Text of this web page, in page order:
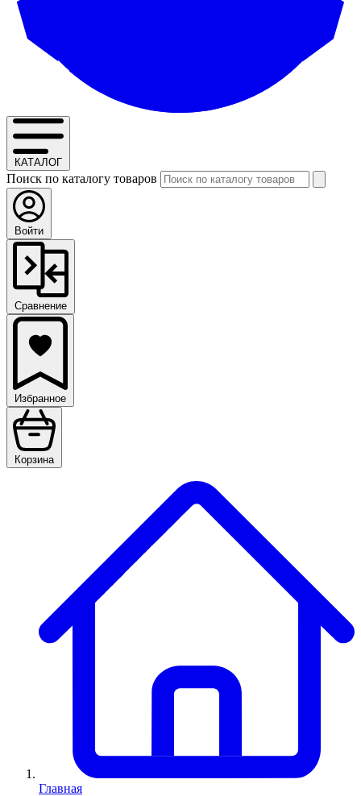
КАТАЛОГ
Поиск по каталогу товаров
Войти
Сравнение
Избранное
Корзина
Главная